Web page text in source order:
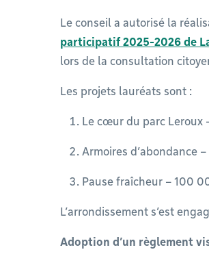
Le conseil a autorisé la
participatif 2025-2026 de
lors de la consultation
Les projets lauréats sont :
Le cœur du parc Leroux
Armoires d’abondance
Pause fraîcheur – 100
L’arrondissement s’est
Adoption d’un règlement